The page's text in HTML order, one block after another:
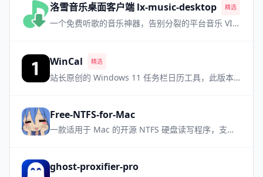
洛雪音乐桌面客户端 lx-music-desktop 精选
一个免费听歌的音乐神器，告别分裂的平台音乐 VIP，需要自备音源
WinCal 精选
站长原创的 Windows 11 任务栏日历工具，此版本为小众软件升级支持国旗版本
Free-NTFS-for-Mac
一款适用于 Mac 的开源 NTFS 硬盘读写程序，支持所有 Mac 机型，让NTFS设备管理更加简单方便
ghost-proxifier-pro